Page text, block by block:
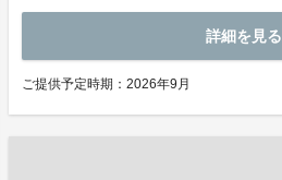
詳細を見る
ご提供予定時期：2026年9月